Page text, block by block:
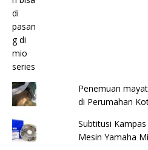
Penemuan
di Perumahan
Subtitusi
Mesin Yamaha